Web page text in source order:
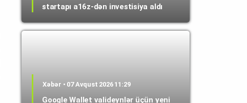
startapı a16z-dən investisiya aldı
Xəbər • 07 Avqust 2026 11:29
Google Wallet valideynlər üçün yeni